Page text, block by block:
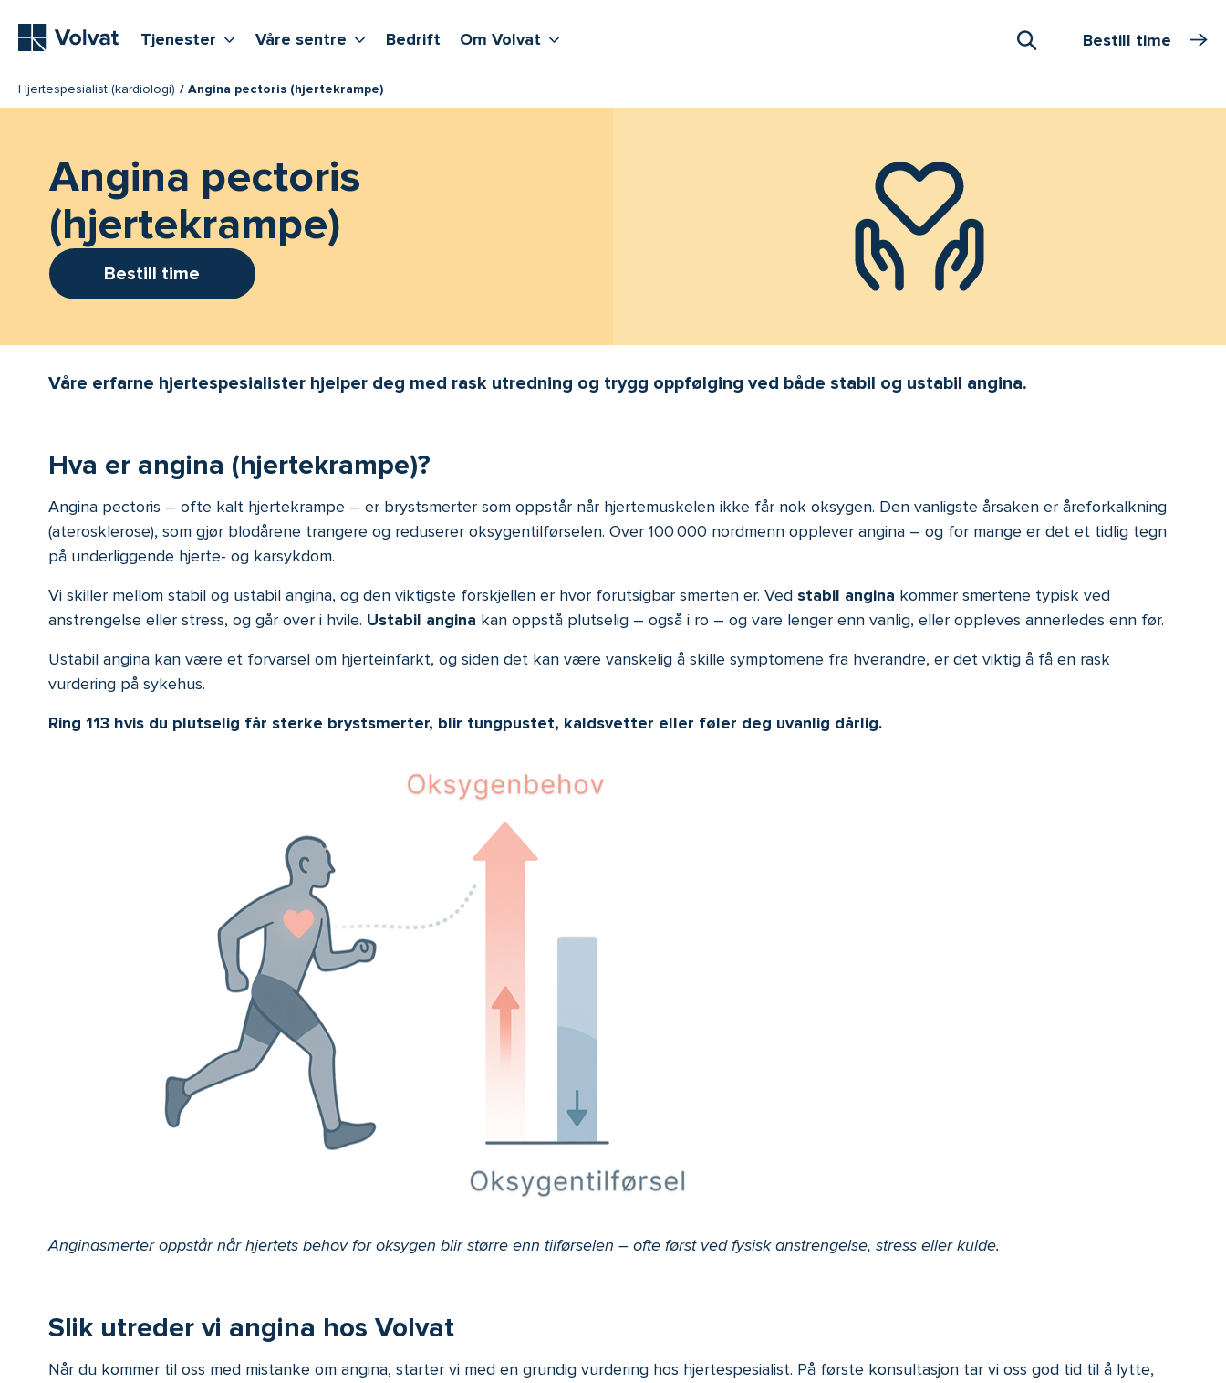
Tjenester Vis flere undernivåerTjenester
Våre sentre Vis flere undernivåerVåre sentre
Bedrift Om Volvat Bestill time
Hjertespesialist (kardiologi) Angina pectoris (hjertekrampe)
Angina pectoris
(hjertekrampe)
Bestill time
Våre erfarne hjertespesialister hjelper deg med rask utredning og trygg oppfølging ved både stabil og ustabil angina.
Hva er angina (hjertekrampe)?
Angina pectoris – ofte kalt hjertekrampe – er brystsmerter som oppstår når hjertemuskelen ikke får nok oksygen. Den vanligste årsaken er åreforkalkning
(aterosklerose), som gjør blodårene trangere og reduserer oksygentilførselen. Over 100 000 nordmenn opplever angina – og for mange er det et tidlig tegn
på underliggende hjerte- og karsykdom.
Vi skiller mellom stabil og ustabil angina, og den viktigste forskjellen er hvor forutsigbar smerten er. Ved stabil angina kommer smertene typisk ved
anstrengelse eller stress, og går over i hvile. Ustabil angina kan oppstå plutselig – også i ro – og vare lenger enn vanlig, eller oppleves annerledes enn før.
Ustabil angina kan være et forvarsel om hjerteinfarkt, og siden det kan være vanskelig å skille symptomene fra hverandre, er det viktig å få en rask
vurdering på sykehus.
Ring 113 hvis du plutselig får sterke brystsmerter, blir tungpustet, kaldsvetter eller føler deg uvanlig dårlig.
Anginasmerter oppstår når hjertets behov for oksygen blir større enn tilførselen – ofte først ved fysisk anstrengelse, stress eller kulde.
Slik utreder vi angina hos Volvat
Når du kommer til oss med mistanke om angina, starter vi med en grundig vurdering hos hjertespesialist. På første konsultasjon tar vi oss god tid til å lytte,